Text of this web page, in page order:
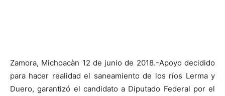
Zamora, Michoacàn 12 de junio de 2018.-Apoyo decidido
para hacer realidad el saneamiento de los ríos Lerma y
Duero, garantizó el candidato a Diputado Federal por el